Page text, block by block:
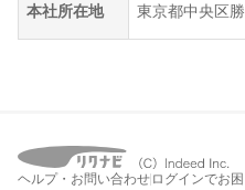
本社所在地 東京都中央区
ヘルプ・お問い合わせ ログインでお